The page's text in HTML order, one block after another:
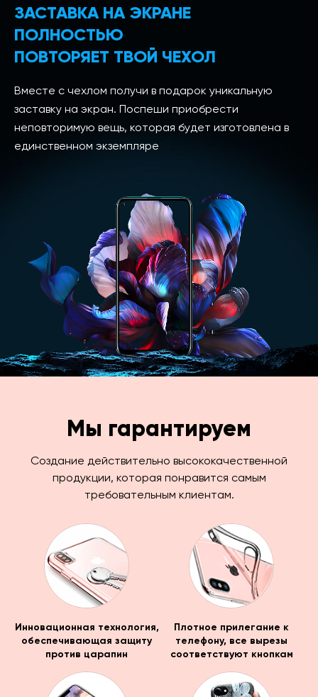
ЗАСТАВКА НА ЭКРАНЕ
ПОЛНОСТЬЮ
ПОВТОРЯЕТ ТВОЙ ЧЕХОЛ
Вместе с чехлом получи в подарок уникальную
заставку на экран. Поспеши приобрести
неповторимую вещь, которая будет изготовлена в
единственном экземпляре
Мы гарантируем
Создание действительно высококачественной
продукции, которая понравится самым
требовательным клиентам.
Инновационная технология,
обеспечивающая защиту
против царапин
Плотное прилегание к
телефону, все вырезы
соответствуют кнопкам